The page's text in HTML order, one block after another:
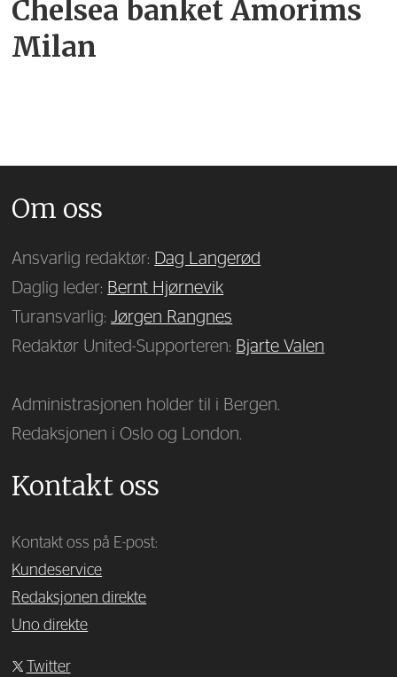
Chelsea banket Amorims
Milan
Om oss
Ansvarlig redaktør: Dag Langerød
Daglig leder: Bernt Hjørnevik
Turansvarlig:Jørgen Rangnes
Redaktør United-Supporteren: Bjarte Valen
Administrasjonen holder til i Bergen.
Redaksjonen i Oslo og London.
Kontakt oss
Kontakt oss på E-post:
Kundeservice
Redaksjonen direkte
Uno direkte
Twitter